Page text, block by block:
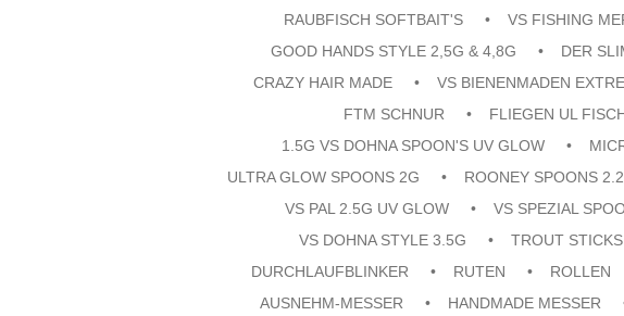
RAUBFISCH SOFTBAIT'S
VS FISHING
GOOD HANDS STYLE 2,5G & 4,8G
DER
CRAZY HAIR MADE
VS BIENENMADEN
FTM SCHNUR
FLIEGEN UL
1.5G VS DOHNA SPOON'S UV GLOW
ULTRA GLOW SPOONS 2G
ROONEY SPOONS
VS PAL 2.5G UV GLOW
VS SPEZIAL
VS DOHNA STYLE 3.5G
TROUT
DURCHLAUFBLINKER
RUTEN ROLLEN
AUSNEHM-MESSER
HANDMADE MESSER